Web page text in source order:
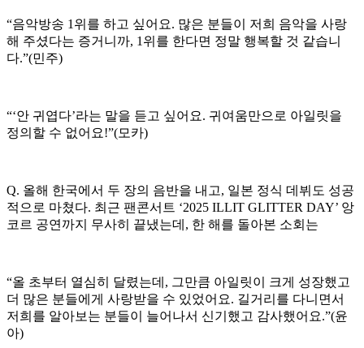
“음악방송 1위를 하고 싶어요. 많은 분들이 저희 음악을 사랑
해 주셨다는 증거니까, 1위를 한다면 정말 행복할 것 같습니
다.”(민주)
“‘안 귀엽다’라는 말을 듣고 싶어요. 귀여움만으로 아일릿을
정의할 수 없어요!”(모카)
Q. 올해 한국에서 두 장의 음반을 내고, 일본 정식 데뷔도 성공
적으로 마쳤다. 최근 팬콘서트 ‘2025 ILLIT GLITTER DAY’ 앙
코르 공연까지 무사히 끝냈는데, 한 해를 돌아본 소회는
“올 초부터 열심히 달렸는데, 그만큼 아일릿이 크게 성장했고
더 많은 분들에게 사랑받을 수 있었어요. 길거리를 다니면서
저희를 알아보는 분들이 늘어나서 신기했고 감사했어요.”(윤
아)